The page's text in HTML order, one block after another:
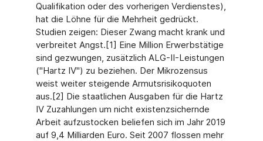
Qualifikation oder des vorherigen Verdienstes),
hat die Löhne für die Mehrheit gedrückt.
Studien zeigen: Dieser Zwang macht krank und
verbreitet Angst.[1] Eine Million Erwerbstätige
sind gezwungen, zusätzlich ALG-II-Leistungen
("Hartz IV") zu beziehen. Der Mikrozensus
weist weiter steigende Armutsrisikoquoten
aus.[2] Die staatlichen Ausgaben für die Hartz
IV Zuzahlungen um nicht existenzsichernde
Arbeit aufzustocken beliefen sich im Jahr 2019
auf 9,4 Milliarden Euro. Seit 2007 flossen mehr